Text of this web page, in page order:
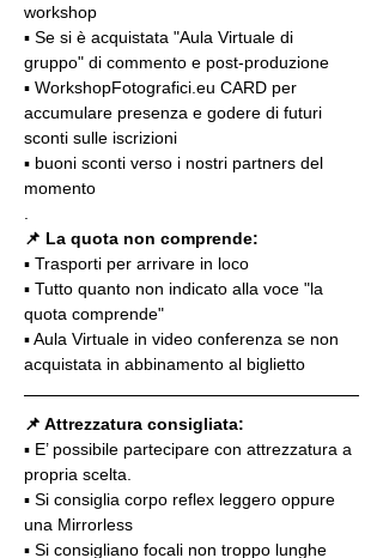
workshop
▪️ Se si è acquistata "Aula Virtuale di
gruppo" di commento e post-produzione
▪️ WorkshopFotografici.eu CARD per
accumulare presenza e godere di futuri
sconti sulle iscrizioni
▪️ buoni sconti verso i nostri partners del
momento
📌 La quota non comprende:
▪️ Trasporti per arrivare in loco
▪️ Tutto quanto non indicato alla voce "la
quota comprende"
▪️ Aula Virtuale in video conferenza se non
acquistata in abbinamento al biglietto
📌 Attrezzatura consigliata:
▪️ E’ possibile partecipare con attrezzatura a
propria scelta.
▪️ Si consiglia corpo reflex leggero oppure
una Mirrorless
▪️ Si consigliano focali non troppo lunghe